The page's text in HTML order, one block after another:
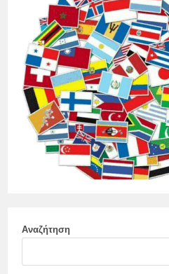
Αναζήτηση